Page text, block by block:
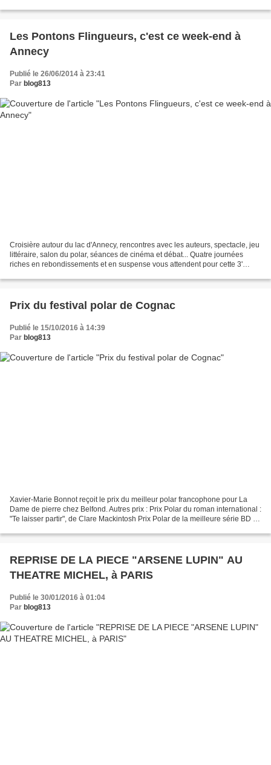
Les Pontons Flingueurs, c'est ce week-end à
Annecy
Publié le 26/06/2014 à 23:41
Par blog813
Croisière autour du lac d'Annecy, rencontres avec les auteurs, spectacle, jeu
littéraire, salon du polar, séances de cinéma et débat... Quatre journées
riches en rebondissements et en suspense vous attendent pour cette 3'
Prix du festival polar de Cognac
Publié le 15/10/2016 à 14:39
Par blog813
Xavier-Marie Bonnot reçoit le prix du meilleur polar francophone pour La
Dame de pierre chez Belfond. Autres prix : Prix Polar du roman international :
"Te laisser partir", de Clare Mackintosh Prix Polar de la meilleure série BD :
REPRISE DE LA PIECE "ARSENE LUPIN" AU
THEATRE MICHEL, à PARIS
Publié le 30/01/2016 à 01:04
Par blog813